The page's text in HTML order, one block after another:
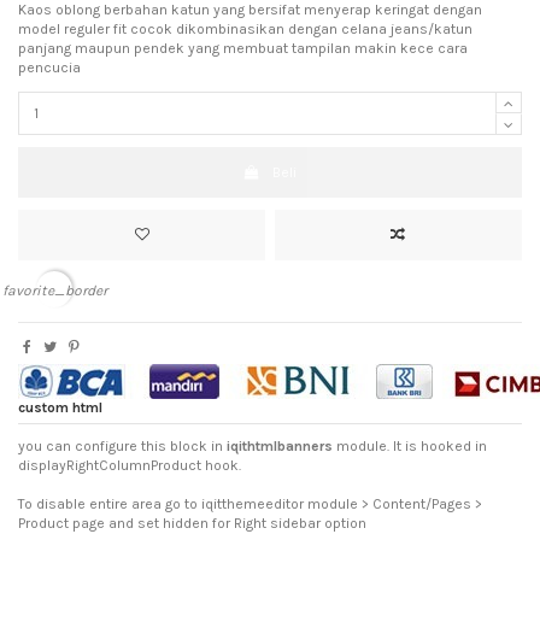
Kaos oblong berbahan katun yang bersifat menyerap keringat dengan
model reguler fit cocok dikombinasikan dengan celana jeans/katun
panjang maupun pendek yang membuat tampilan makin kece cara
pencucia
favorite_border
custom html
you can configure this block in iqithtmlbanners module. It is hooked in
displayRightColumnProduct hook.
To disable entire area go to iqitthemeeditor module > Content/Pages >
Product page and set hidden for Right sidebar option